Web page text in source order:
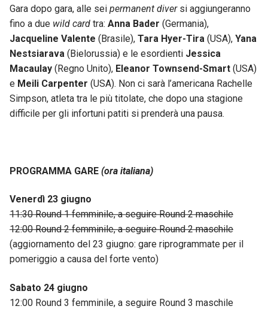
Gara dopo gara, alle sei permanent diversi aggiungeranno
fino a due wild card tra: Anna Bader (Germania),
Jacqueline Valente (Brasile), Tara Hyer-Tira (USA), Yana
Nestsiarava (Bielorussia) e le esordienti Jessica
Macaulay (Regno Unito), Eleanor Townsend-Smart (USA)
e Meili Carpenter (USA). Non ci sarà l’americana Rachelle
Simpson, atleta tra le più titolate, che dopo una stagione
difficile per gli infortuni patiti si prenderà una pausa.
PROGRAMMA GARE (ora italiana)
Venerdì 23 giugno
11:30 Round 1 femminile, a seguire Round 2 maschile
12:00 Round 2 femminile, a seguire Round 2 maschile
(aggiornamento del 23 giugno: gare riprogrammate per il
pomeriggio a causa del forte vento)
Sabato 24 giugno
12:00 Round 3 femminile, a seguire Round 3 maschile